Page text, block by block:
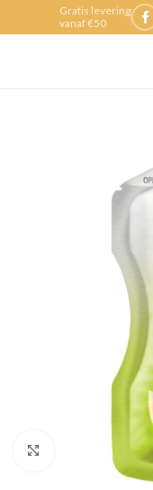
Gratis levering
vanaf €50
Klik om te